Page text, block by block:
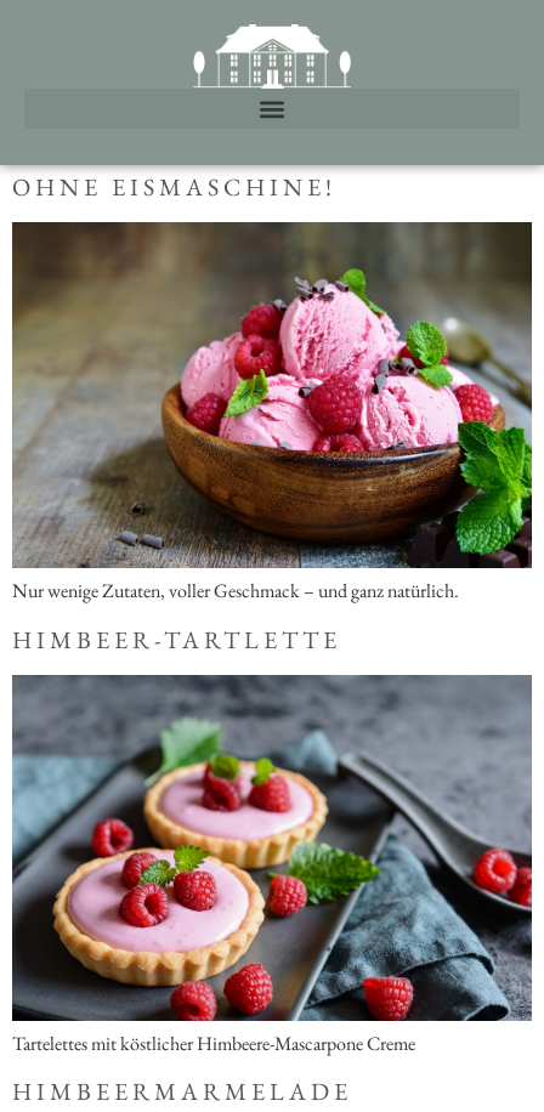
OHNE EISMASCHINE!
Nur wenige Zutaten, voller Geschmack – und ganz natürlich.
HIMBEER-TARTLETTE
Tartelettes mit köstlicher Himbeere-Mascarpone Creme
HIMBEERMARMELADE